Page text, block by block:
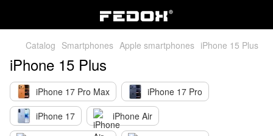
Catalog Smartphones Apple smartphones iPhone 15 Plus
iPhone 15 Plus
iPhone 17 Pro Max
iPhone 17 Pro
iPhone 17
iPhone Air